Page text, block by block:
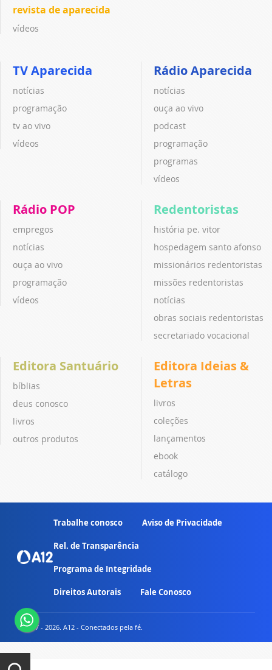
revista de aparecida
vídeos
TV Aparecida
notícias
programação
tv ao vivo
vídeos
Rádio Aparecida
notícias
ouça ao vivo
podcast
programação
programas
vídeos
Rádio POP
empregos
notícias
ouça ao vivo
programação
vídeos
Redentoristas
história pe. vitor
hospedagem santo afonso
missionários redentoristas
missões redentoristas
notícias
obras sociais redentoristas
secretariado vocacional
Editora Santuário
bíblias
deus conosco
livros
outros produtos
Editora Ideias &
Letras
livros
coleções
lançamentos
ebook
catálogo
Trabalhe conosco Aviso de Privacidade
Rel. de Transparência
Programa de Integridade
Direitos Autorais Fale Conosco
© 2007 - 2026. A12 - Conectados pela fé.